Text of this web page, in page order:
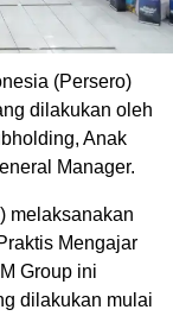
(Persero)
dilakukan oleh
Anak
Manager.
melaksanakan
Mengajar
Group ini
dilakukan mulai